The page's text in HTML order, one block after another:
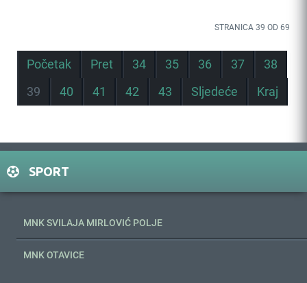
STRANICA 39 OD 69
Početak Pret 34 35 36 37
38
39
40 41 42 43 Sljedeće Kraj
SPORT
MNK SVILAJA MIRLOVIĆ POLJE
MNK OTAVICE